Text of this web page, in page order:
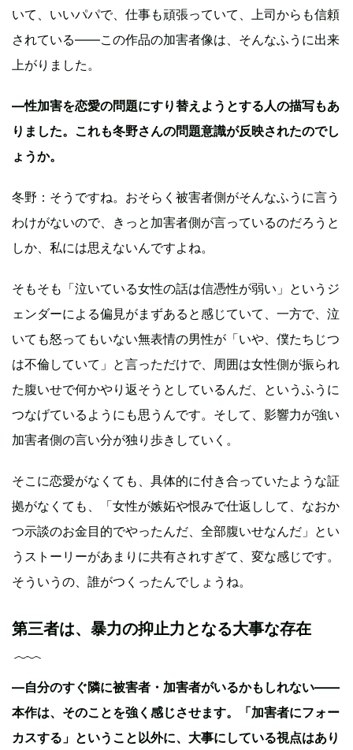
いて、いいパパで、仕事も頑張っていて、上司からも信頼
されている——この作品の加害者像は、そんなふうに出来
上がりました。
―性加害を恋愛の問題にすり替えようとする人の描写もあ
りました。これも冬野さんの問題意識が反映されたのでし
ょうか。
冬野：そうですね。おそらく被害者側がそんなふうに言う
わけがないので、きっと加害者側が言っているのだろうと
しか、私には思えないんですよね。
そもそも「泣いている女性の話は信憑性が弱い」というジ
ェンダーによる偏見がまずあると感じていて、一方で、泣
いても怒ってもいない無表情の男性が「いや、僕たちじつ
は不倫していて」と言っただけで、周囲は女性側が振られ
た腹いせで何かやり返そうとしているんだ、というふうに
つなげているようにも思うんです。そして、影響力が強い
加害者側の言い分が独り歩きしていく。
そこに恋愛がなくても、具体的に付き合っていたような証
拠がなくても、「女性が嫉妬や恨みで仕返しして、なおか
つ示談のお金目的でやったんだ、全部腹いせなんだ」とい
うストーリーがあまりに共有されすぎて、変な感じです。
そういうの、誰がつくったんでしょうね。
第三者は、暴力の抑止力となる大事な存在
―自分のすぐ隣に被害者・加害者がいるかもしれない——
本作は、そのことを強く感じさせます。「加害者にフォー
カスする」ということ以外に、大事にしている視点はあり